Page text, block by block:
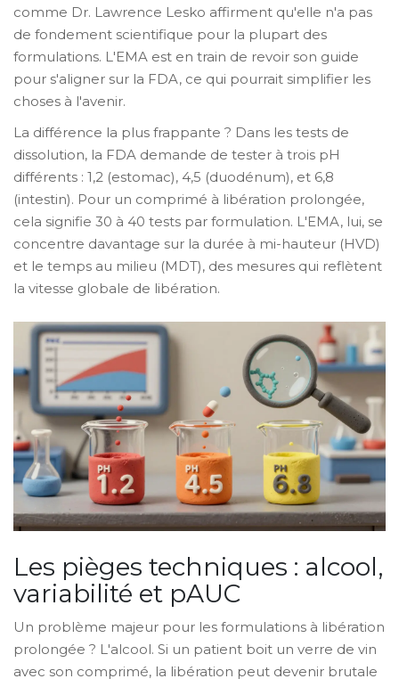
comme Dr. Lawrence Lesko affirment qu'elle n'a pas
de fondement scientifique pour la plupart des
formulations. L'EMA est en train de revoir son guide
pour s'aligner sur la FDA, ce qui pourrait simplifier les
choses à l'avenir.
La différence la plus frappante ? Dans les tests de
dissolution, la FDA demande de tester à trois pH
différents : 1,2 (estomac), 4,5 (duodénum), et 6,8
(intestin). Pour un comprimé à libération prolongée,
cela signifie 30 à 40 tests par formulation. L'EMA, lui, se
concentre davantage sur la durée à mi-hauteur (HVD)
et le temps au milieu (MDT), des mesures qui reflètent
la vitesse globale de libération.
Les pièges techniques : alcool,
variabilité et pAUC
Un problème majeur pour les formulations à libération
prolongée ? L'alcool. Si un patient boit un verre de vin
avec son comprimé, la libération peut devenir brutale